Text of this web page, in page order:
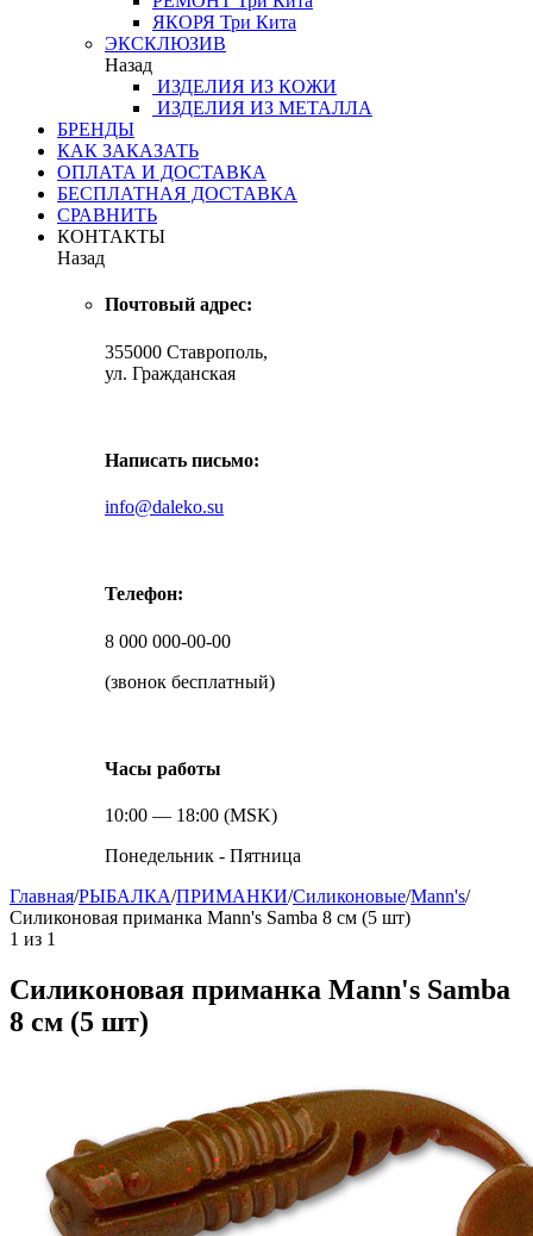
ЯКОРЯ Три Кита
ЭКСКЛЮЗИВ
Назад
ИЗДЕЛИЯ ИЗ КОЖИ
ИЗДЕЛИЯ ИЗ МЕТАЛЛА
БРЕНДЫ
КАК ЗАКАЗАТЬ
ОПЛАТА И ДОСТАВКА
БЕСПЛАТНАЯ ДОСТАВКА
СРАВНИТЬ
КОНТАКТЫ
Назад
Почтовый адрес:
355000 Ставрополь,
ул. Гражданская
Написать письмо:
info@daleko.su
Телефон:
8 000 000-00-00
(звонок бесплатный)
Часы работы
10:00 — 18:00 (MSK)
Понедельник - Пятница
Главная/РЫБАЛКА/ПРИМАНКИ/Силиконовые/Mann's/
Силиконовая приманка Mann's Samba 8 см (5 шт)
1 из 1
Силиконовая приманка Mann's Samba
8 см (5 шт)